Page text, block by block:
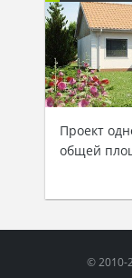
Проект
общей
© 2010-